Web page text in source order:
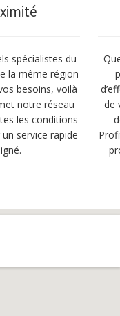
spécialistes du
la même région
besoins, voilà
notre réseau
les conditions
service rapide
de